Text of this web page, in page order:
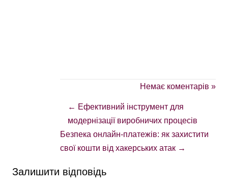
Немає коментарів »
← Ефективний інструмент для
модернізації виробничих процесів
Безпека онлайн-платежів: як захистити
свої кошти від хакерських атак →
Залишити відповідь